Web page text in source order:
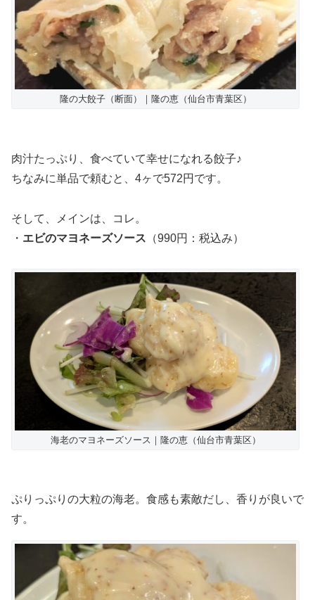
隆の大餃子（断面）｜隆の恵（仙台市青葉区）
肉汁たっぷり、食べていて幸せになれる餃子♪
ちなみに単品で頼むと、4ヶで572円です。
そして、メインは、コレ。
・ エビのマヨネーズソース （990円：税込み）
海老のマヨネーズソース｜隆の恵（仙台市青葉区）
ぷりっぷりの大粒の海老。食感も素敵だし、香りが良いで
す。